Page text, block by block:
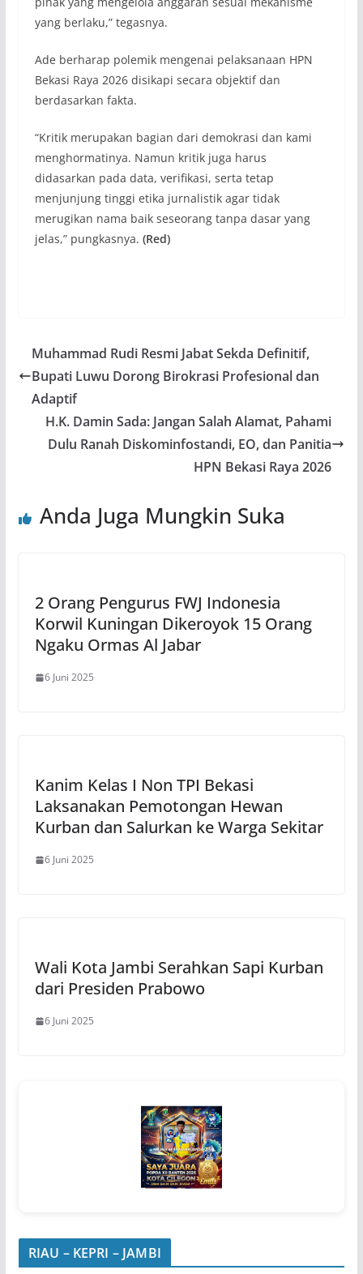
yang berlaku,” tegasnya.
Ade berharap polemik mengenai pelaksanaan HPN
Bekasi Raya 2026 disikapi secara objektif dan
berdasarkan fakta.
“Kritik merupakan bagian dari demokrasi dan kami
menghormatinya. Namun kritik juga harus
didasarkan pada data, verifikasi, serta tetap
menjunjung tinggi etika jurnalistik agar tidak
merugikan nama baik seseorang tanpa dasar yang
jelas,” pungkasnya. (Red)
Muhammad Rudi Resmi Jabat Sekda Definitif,
Bupati Luwu Dorong Birokrasi Profesional dan
Adaptif
H.K. Damin Sada: Jangan Salah Alamat, Pahami
Dulu Ranah Diskominfostandi, EO, dan Panitia
HPN Bekasi Raya 2026
Anda Juga Mungkin Suka
2 Orang Pengurus FWJ Indonesia
Korwil Kuningan Dikeroyok 15 Orang
Ngaku Ormas Al Jabar
6 Juni 2025
Kanim Kelas I Non TPI Bekasi
Laksanakan Pemotongan Hewan
Kurban dan Salurkan ke Warga Sekitar
6 Juni 2025
Wali Kota Jambi Serahkan Sapi Kurban
dari Presiden Prabowo
6 Juni 2025
RIAU – KEPRI – JAMBI